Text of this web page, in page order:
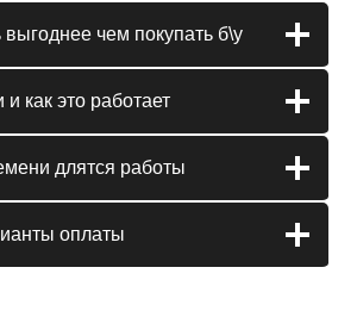
чем покупать б\у
и как это работает
длятся работы
оплаты